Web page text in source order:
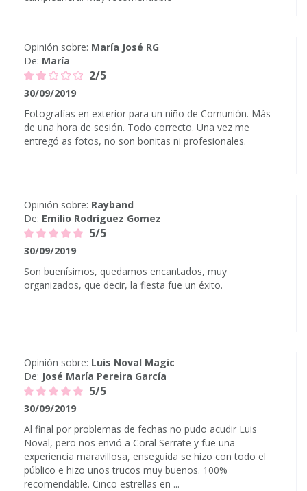
Opinión sobre: María José RG
De: María
2/5
30/09/2019
Fotografías en exterior para un niño de Comunión. Más
de una hora de sesión. Todo correcto. Una vez me
entregó as fotos, no son bonitas ni profesionales.
Opinión sobre: Rayband
De: Emilio Rodríguez Gomez
5/5
30/09/2019
Son buenísimos, quedamos encantados, muy
organizados, que decir, la fiesta fue un éxito.
Opinión sobre: Luis Noval Magic
De: José María Pereira García
5/5
30/09/2019
Al final por problemas de fechas no pudo acudir Luis
Noval, pero nos envió a Coral Serrate y fue una
experiencia maravillosa, enseguida se hizo con todo el
público e hizo unos trucos muy buenos. 100%
recomendable. Cinco estrellas en ...